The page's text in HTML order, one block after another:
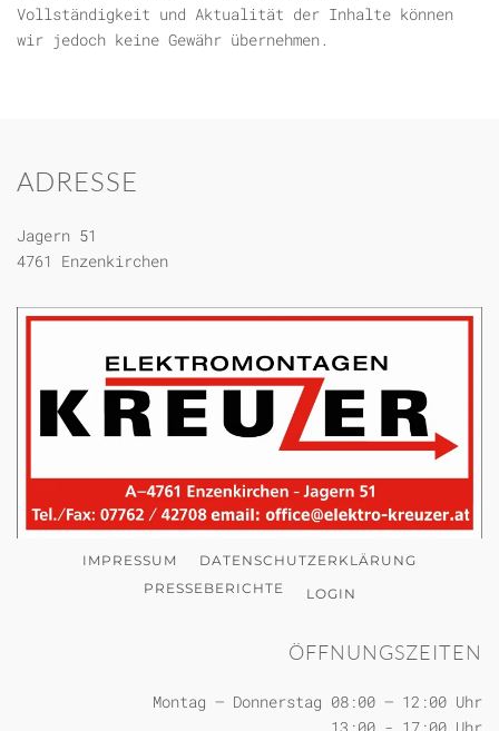
Vollständigkeit und Aktualität der Inhalte können
wir jedoch keine Gewähr übernehmen.
ADRESSE
Jagern 51
4761 Enzenkirchen
IMPRESSUM
DATENSCHUTZERKLÄRUNG
PRESSEBERICHTE
LOGIN
ÖFFNUNGSZEITEN
Montag – Donnerstag 08:00 – 12:00 Uhr